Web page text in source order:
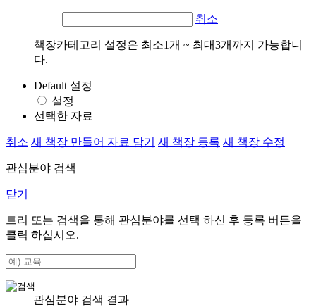
취소
책장카테고리 설정은 최소1개 ~ 최대3개까지 가능합니
다.
Default 설정
설정
선택한 자료
취소 새 책장 만들어 자료 담기 새 책장 등록 새 책장 수정
관심분야 검색
닫기
트리 또는 검색을 통해 관심분야를 선택 하신 후 등록 버튼을
클릭 하십시오.
관심분야 검색 결과